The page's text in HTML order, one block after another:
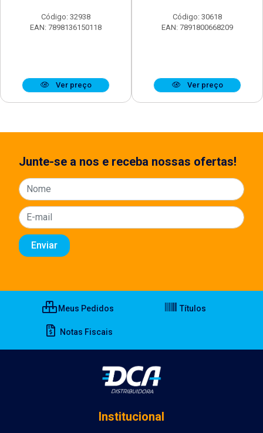
Código: 32938
EAN: 7898136150118
Ver preço
Código: 30618
EAN: 7891800668209
Ver preço
Junte-se a nos e receba nossas ofertas!
Meus Pedidos Títulos
Notas Fiscais
Institucional